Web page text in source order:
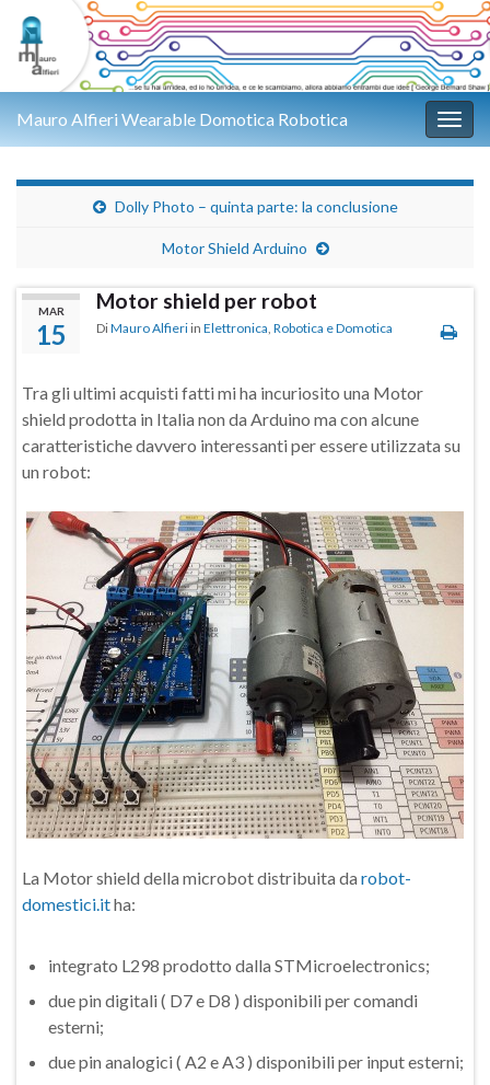
Mauro Alfieri Wearable Domotica Robotica
Dolly Photo – quinta parte: la conclusione
Motor Shield Arduino
MAR
15
Motor shield per robot
DiMauro Alfieri in Elettronica, Robotica e Domotica
Tra gli ultimi acquisti fatti mi ha incuriosito una Motor
shield prodotta in Italia non da Arduino ma con alcune
caratteristiche davvero interessanti per essere utilizzata su
un robot:
La Motor shield della microbot distribuita da robot-
domestici.itha:
integrato L298 prodotto dalla STMicroelectronics;
due pin digitali ( D7 e D8 ) disponibili per comandi
esterni;
due pin analogici ( A2 e A3 ) disponibili per input esterni;